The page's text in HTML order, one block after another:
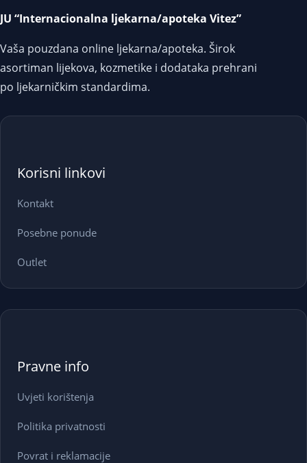
JU “Internacionalna ljekarna/apoteka Vitez”
Vaša pouzdana online ljekarna/apoteka. Širok
asortiman lijekova, kozmetike i dodataka prehrani
po ljekarničkim standardima.
Korisni linkovi
Kontakt
Posebne ponude
Outlet
Pravne info
Uvjeti korištenja
Politika privatnosti
Povrat i reklamacije